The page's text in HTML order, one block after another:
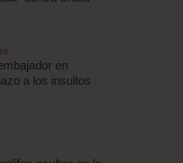
en
a los insultos